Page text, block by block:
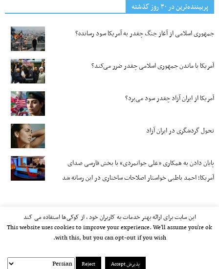
پربیننده‌ترین‌ در ۳۰ روز گذشته
جمهوری اسلامی از آغاز جنگ چقدر به آمریکا سود رسانده؟
آمریکا با ماندن جمهوری اسلامی چقدر ضرر می‌کند؟
آمریکا از ایران آزاد چقدر سود می‌برد؟
تحول گردشگری در ایران آزاد
پایان دادن به همکاری «علی جوانمردی» با بخش فارسی صدای
آمریکا؛ احمد باطبی خواستار اصلاحات ساختاری در این رسانه شد
kayhan.london 2000-2026© خط مشی استفاده مجاز از وب‌سایت
این سایت برای ارائه بهتر خدمات به کاربران خود ، از کوکی‌ها استفاده می کند
This website uses cookies to improve your experience. We'll assume you're ok
with this, but you can opt-out if you wish.
پذیرش Accept Reject